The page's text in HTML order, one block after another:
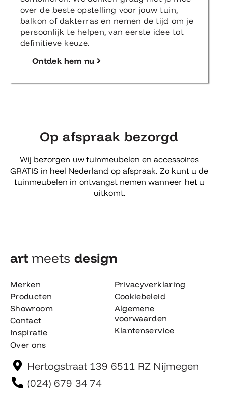
over de beste opstelling voor jouw tuin,
balkon of dakterras en nemen de tijd om je
persoonlijk te helpen, van eerste idee tot
definitieve keuze.
Ontdek hem nu
Op afspraak bezorgd
Wij bezorgen uw tuinmeubelen en accessoires
GRATIS in heel Nederland op afspraak. Zo kunt u de
tuinmeubelen in ontvangst nemen wanneer het u
uitkomt.
art meets design​
Merken
Producten
Showroom
Contact
Inspiratie
Over ons
Privacyverklaring
Cookiebeleid
Algemene
voorwaarden
Klantenservice
Hertogstraat 139 6511 RZ Nijmegen
(024) 679 34 74